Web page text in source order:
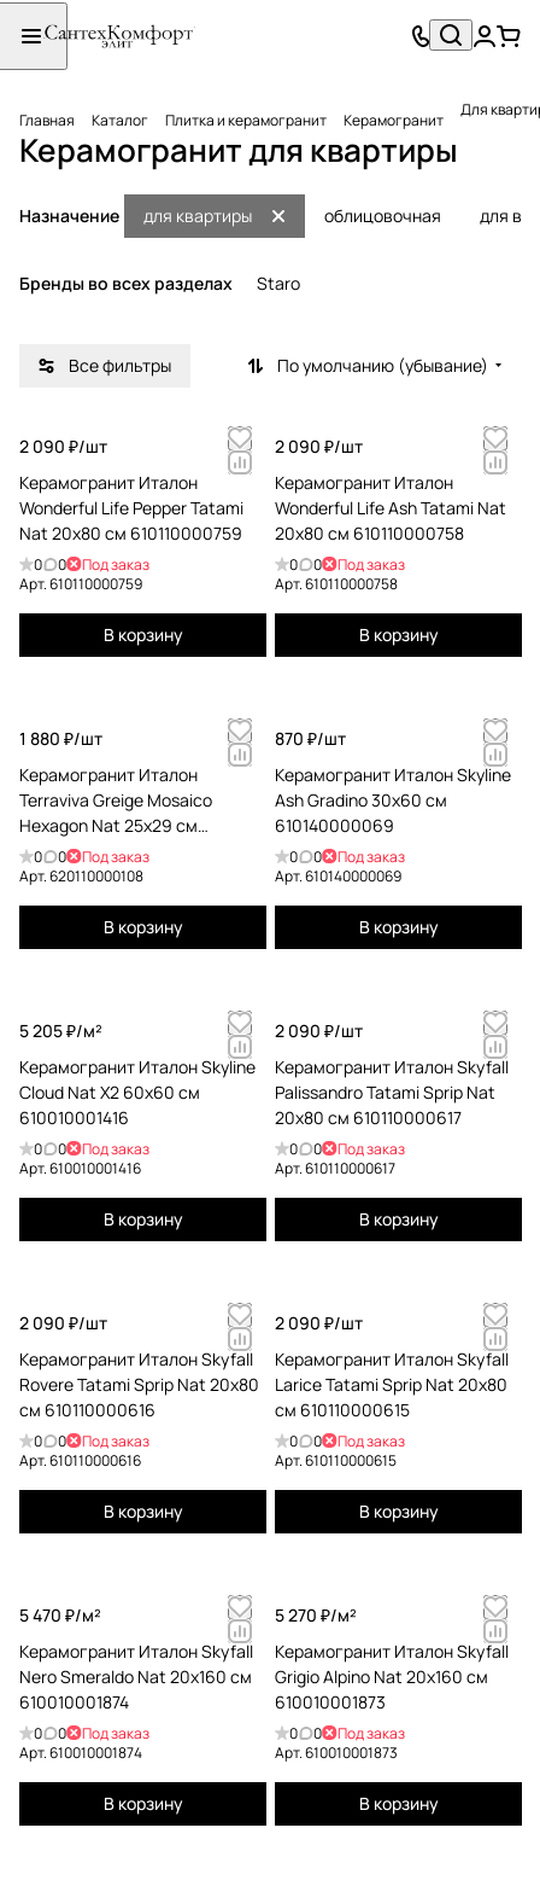
Главная Каталог Плитка и керамогранит Керамогранит Для
Керамогранит для квартиры
Назначение облицовочная для
для квартиры
Бренды во всех разделах Staro
Все фильтры По умолчанию (убывание)
2 090 ₽/шт
Керамогранит Италон
Wonderful Life Pepper Tatami
Nat 20x80 см 610110000759
0 0
Под заказ
Арт.610110000759
В корзину
2 090 ₽/шт
Керамогранит Италон
Wonderful Life Ash Tatami Nat
20x80 см 610110000758
0 0
Под заказ
Арт.610110000758
В корзину
1 880 ₽/шт
Керамогранит Италон
Terraviva Greige Mosaico
Hexagon Nat 25x29 см
620110000108
0 0
Под заказ
Арт.620110000108
В корзину
870 ₽/шт
Керамогранит Италон Skyline
Ash Gradino 30x60 см
610140000069
0 0
Под заказ
Арт.610140000069
В корзину
5 205 ₽/м²
Керамогранит Италон Skyline
Cloud Nat X2 60x60 см
610010001416
0 0
Под заказ
Арт.610010001416
В корзину
2 090 ₽/шт
Керамогранит Италон Skyfall
Palissandro Tatami Sprip Nat
20x80 см 610110000617
0 0
Под заказ
Арт.610110000617
В корзину
2 090 ₽/шт
Керамогранит Италон Skyfall
Rovere Tatami Sprip Nat 20x80
см 610110000616
0 0
Под заказ
Арт.610110000616
В корзину
2 090 ₽/шт
Керамогранит Италон Skyfall
Larice Tatami Sprip Nat 20x80
см 610110000615
0 0
Под заказ
Арт.610110000615
В корзину
5 470 ₽/м²
Керамогранит Италон Skyfall
Nero Smeraldo Nat 20x160 см
610010001874
0 0
Под заказ
Арт.610010001874
В корзину
5 270 ₽/м²
Керамогранит Италон Skyfall
Grigio Alpino Nat 20x160 см
610010001873
0 0
Под заказ
Арт.610010001873
В корзину